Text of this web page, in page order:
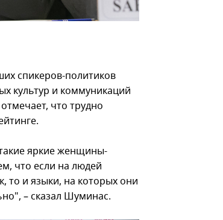
спикеров-политиков
культур и коммуникаций
что трудно
яркие женщины-
что если на людей
то и языки, на которых они
– сказал Шуминас.